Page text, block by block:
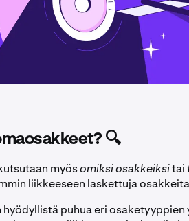
🔍
myösomiksi osakkeiksitai
liikkeeseen laskettuja
hyödyllistä puhua eri